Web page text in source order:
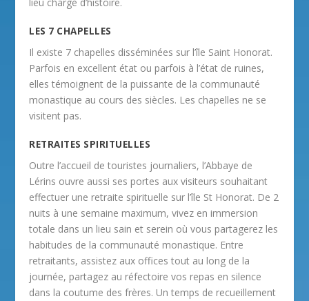
LES 7 CHAPELLES
Il existe 7 chapelles disséminées sur l’île Saint Honorat.
Parfois en excellent état ou parfois à l’état de ruines,
elles témoignent de la puissante de la communauté
monastique au cours des siècles. Les chapelles ne se
visitent pas.
RETRAITES SPIRITUELLES
Outre l’accueil de touristes journaliers, l’Abbaye de
Lérins ouvre aussi ses portes aux visiteurs souhaitant
effectuer une retraite spirituelle sur l’île St Honorat. De 2
nuits à une semaine maximum, vivez en immersion
totale dans un lieu sain et serein où vous partagerez les
habitudes de la communauté monastique. Entre
retraitants, assistez aux offices tout au long de la
journée, partagez au réfectoire vos repas en silence
dans la coutume des frères. Un temps de recueillement